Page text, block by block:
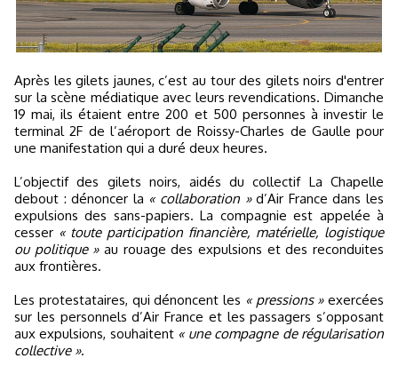
Après les gilets jaunes, c’est au tour des gilets noirs d'entrer
sur la scène médiatique avec leurs revendications. Dimanche
19 mai, ils étaient entre 200 et 500 personnes à investir le
terminal 2F de l’aéroport de Roissy-Charles de Gaulle pour
une manifestation qui a duré deux heures.
L’objectif des gilets noirs, aidés du collectif La Chapelle
debout : dénoncer la « collaboration »d’Air France dans les
expulsions des sans-papiers. La compagnie est appelée à
cesser « toute participation financière, matérielle, logistique
ou politique »au rouage des expulsions et des reconduites
aux frontières.
Les protestataires, qui dénoncent les « pressions »exercées
sur les personnels d’Air France et les passagers s’opposant
aux expulsions, souhaitent « une compagne de régularisation
collective ».